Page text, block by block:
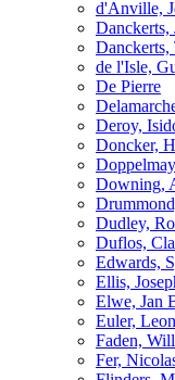
d'Anville,
Danckerts,
Danckerts,
de l'Isle,
De Pierre
Deroy,
Doncker,
Downing,
Dudley,
Duflos,
Edwards,
Ellis,
Elwe, Jan
Euler,
Faden,
Fer,